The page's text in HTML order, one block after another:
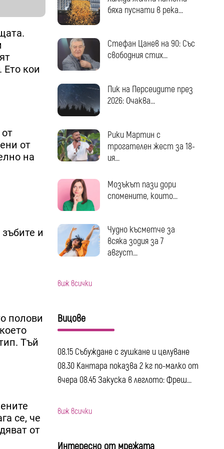
Ето кои
от
на
и
полови
Тъй
се, че
от
бяха пуснати в река...
Стефан Цанев на 90: Със
свободния стих...
Пик на Персеидите през
2026: Очаква...
Рики Мартин с
трогателен жест за 18-
ия...
Мозъкът пази дори
спомените, които...
Чудно късметче за
всяка зодия за 7
август...
виж всички
Вицове
08.15 Събуждане с гушкане и целуване
08.30 Кантара показва 2 кг по-малко от
вчера 08.45 Закуска в леглото: Фреш...
виж всички
Интересно от мрежата